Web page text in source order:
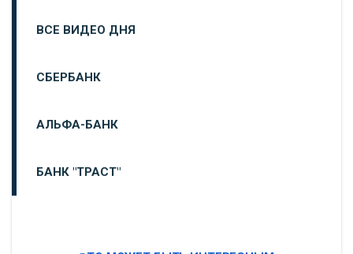
ВСЕ ВИДЕО ДНЯ
СБЕРБАНК
АЛЬФА-БАНК
БАНК "ТРАСТ"